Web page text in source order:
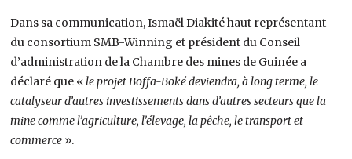
Dans sa communication, Ismaël Diakité haut représentant
du consortium SMB-Winning et président du Conseil
d’administration de la Chambre des mines de Guinée a
déclaré que «le projet Boffa-Boké deviendra, à long terme, le
catalyseur d’autres investissements dans d’autres secteurs que la
mine comme l’agriculture, l’élevage, la pêche, le transport et
commerce ».